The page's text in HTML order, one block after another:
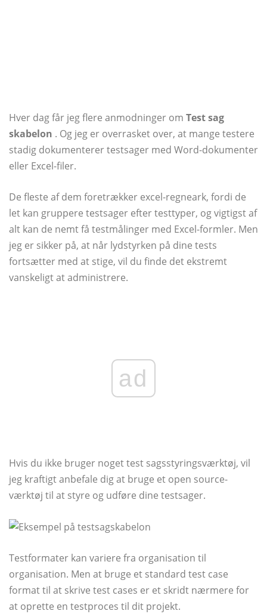
Hver dag får jeg flere anmodninger om Test sag
skabelon . Og jeg er overrasket over, at mange testere
stadig dokumenterer testsager med Word-dokumenter
eller Excel-filer.
De fleste af dem foretrækker excel-regneark, fordi de
let kan gruppere testsager efter testtyper, og vigtigst af
alt kan de nemt få testmålinger med Excel-formler. Men
jeg er sikker på, at når lydstyrken på dine tests
fortsætter med at stige, vil du finde det ekstremt
vanskeligt at administrere.
ad
Hvis du ikke bruger noget test sagsstyringsværktøj, vil
jeg kraftigt anbefale dig at bruge et open source-
værktøj til at styre og udføre dine testsager.
Testformater kan variere fra organisation til
organisation. Men at bruge et standard test case
format til at skrive test cases er et skridt nærmere for
at oprette en testproces til dit projekt.